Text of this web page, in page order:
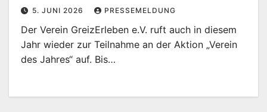
5. JUNI 2026 PRESSEMELDUNG
Der Verein GreizErleben e.V. ruft auch in diesem
Jahr wieder zur Teilnahme an der Aktion „Verein
des Jahres“ auf. Bis…